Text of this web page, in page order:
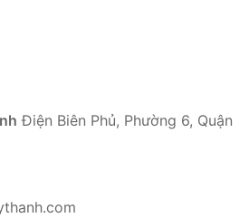
Điện Biên Phủ, Phường 6, Quận